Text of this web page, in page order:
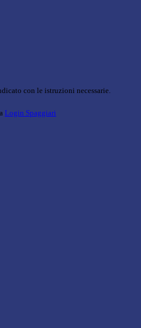
con le istruzioni necessarie.
Login Spaggiari